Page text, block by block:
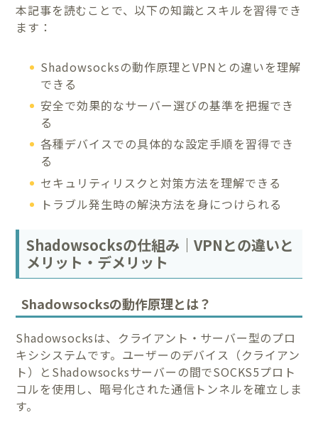
本記事を読むことで、以下の知識とスキルを習得でき
ます：
Shadowsocksの動作原理とVPNとの違いを理解
できる
安全で効果的なサーバー選びの基準を把握でき
る
各種デバイスでの具体的な設定手順を習得でき
る
セキュリティリスクと対策方法を理解できる
トラブル発生時の解決方法を身につけられる
Shadowsocksの仕組み｜VPNとの違いと
メリット・デメリット
Shadowsocksの動作原理とは？
Shadowsocksは、クライアント・サーバー型のプロ
キシシステムです。ユーザーのデバイス（クライアン
ト）とShadowsocksサーバーの間でSOCKS5プロト
コルを使用し、暗号化された通信トンネルを確立しま
す。